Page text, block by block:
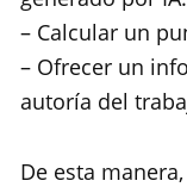
– Calcular un
– Ofrecer un
autoría del
De esta